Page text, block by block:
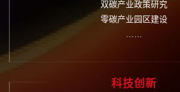
双碳产业政策研究
零碳产业园区建设
……
科技创新